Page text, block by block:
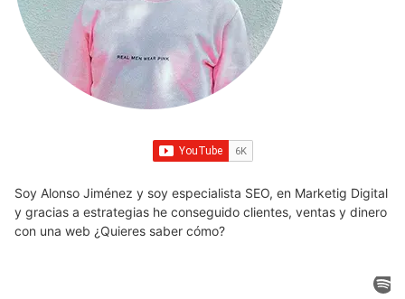
Soy Alonso Jiménez y soy especialista SEO, en Marketig Digital
y gracias a estrategias he conseguido clientes, ventas y dinero
con una web ¿Quieres saber cómo?